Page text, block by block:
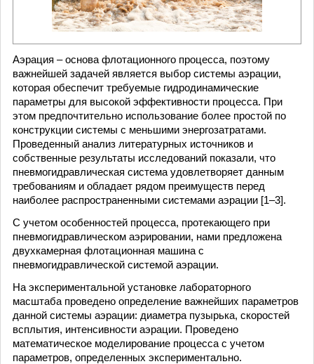
Аэрация – основа флотационного процесса, поэтому
важнейшей задачей является выбор системы аэрации,
которая обеспечит требуемые гидродинамические
параметры для высокой эффективности процесса. При
этом предпочтительно использование более простой по
конструкции системы с меньшими энергозатратами.
Проведенный анализ литературных источников и
собственные результаты исследований показали, что
пневмогидравлическая система удовлетворяет данным
требованиям и обладает рядом преимуществ перед
наиболее распространенными системами аэрации [1–3].
С учетом особенностей процесса, протекающего при
пневмогидравлическом аэрировании, нами предложена
двухкамерная флотационная машина с
пневмогидравлической системой аэрации.
На экспериментальной установке лабораторного
масштаба проведено определение важнейших параметров
данной системы аэрации: диаметра пузырька, скоростей
всплытия, интенсивности аэрации. Проведено
математическое моделирование процесса с учетом
параметров, определенных экспериментально.